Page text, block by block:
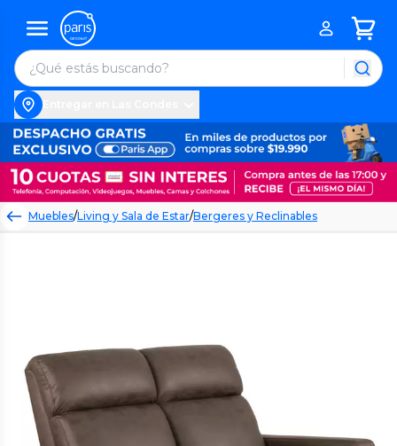
Muebles/Living y Sala de Estar/Bergeres y Reclinables